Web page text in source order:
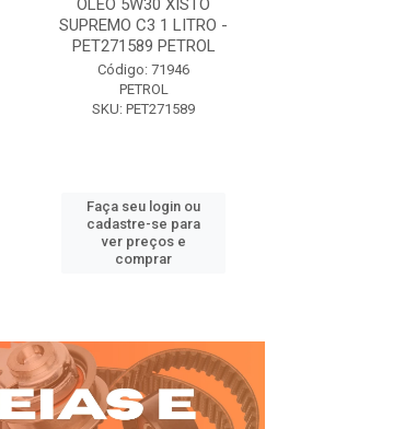
OLEO 5W30 XISTO
SUPREMO C3 1 LITRO -
PET271589 PETROL
Código: 71946
PETROL
SKU: PET271589
Faça seu login ou
cadastre-se para
ver preços e
comprar